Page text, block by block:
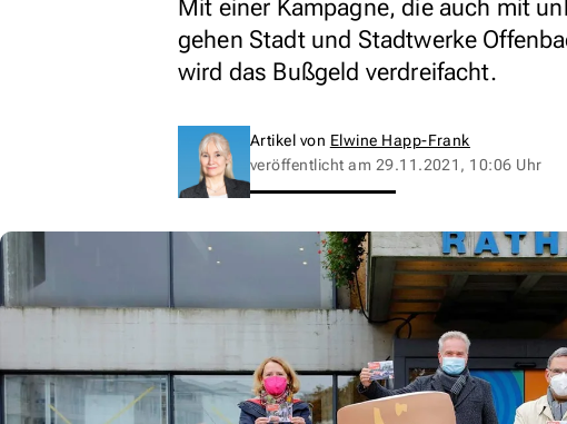
Mit einer Kampagne, die auch mit
gehen Stadt und Stadtwerke
wird das Bußgeld verdreifacht.
Artikel von Elwine Happ-Frank
veröffentlicht am 29.11.2021, 10:06 Uhr